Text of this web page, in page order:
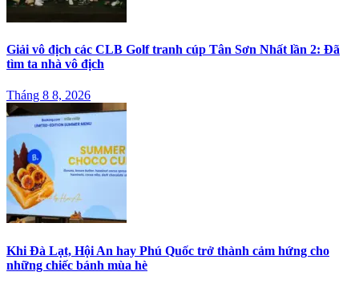
Giải vô địch các CLB Golf tranh cúp Tân Sơn Nhất lần 2: Đã
tìm ta nhà vô địch
Tháng 8 8, 2026
Khi Đà Lạt, Hội An hay Phú Quốc trở thành cảm hứng cho
những chiếc bánh mùa hè